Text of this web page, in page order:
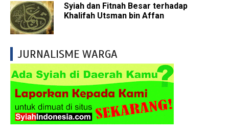
Syiah dan Fitnah Besar terhadap
Khalifah Utsman bin Affan
JURNALISME WARGA